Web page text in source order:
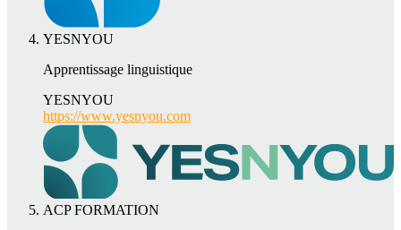
YESNYOU
Apprentissage linguistique
YESNYOU
https://www.yesnyou.com
ACP FORMATION